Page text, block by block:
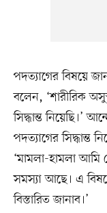
পদত্যাগের বিষয়ে
বলেন, ‘শারীরিক
সিদ্ধান্ত নিয়েছি।’
পদত্যাগের সিদ্ধান্ত
‘মামলা-হামলা
সমস্যা আছে। এ
বিস্তারিত জানাব।’